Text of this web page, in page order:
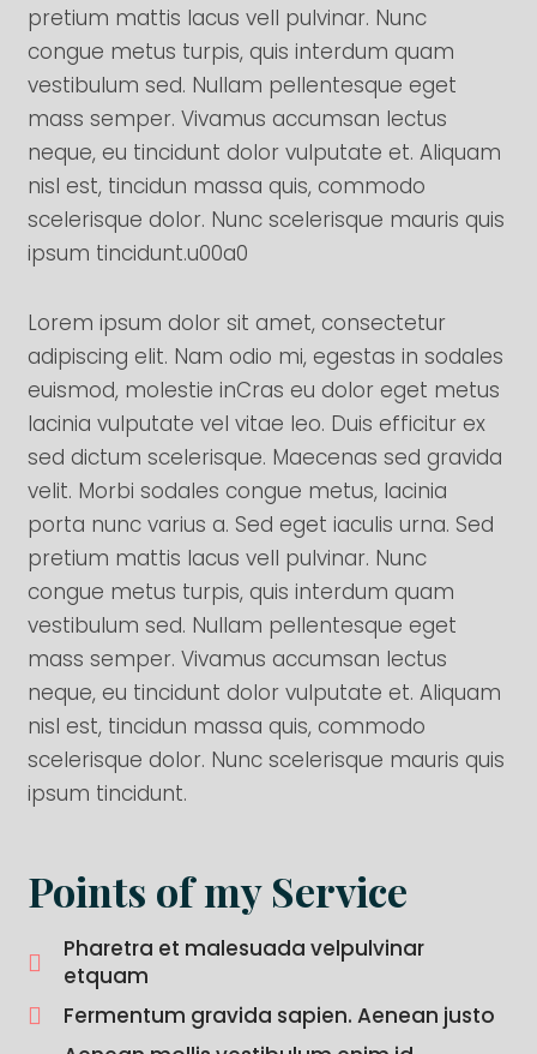
pretium mattis lacus vell pulvinar. Nunc
congue metus turpis, quis interdum quam
vestibulum sed. Nullam pellentesque eget
mass semper. Vivamus accumsan lectus
neque, eu tincidunt dolor vulputate et. Aliquam
nisl est, tincidun massa quis, commodo
scelerisque dolor. Nunc scelerisque mauris quis
ipsum tincidunt.u00a0
Lorem ipsum dolor sit amet, consectetur
adipiscing elit. Nam odio mi, egestas in sodales
euismod, molestie inCras eu dolor eget metus
lacinia vulputate vel vitae leo. Duis efficitur ex
sed dictum scelerisque. Maecenas sed gravida
velit. Morbi sodales congue metus, lacinia
porta nunc varius a. Sed eget iaculis urna. Sed
pretium mattis lacus vell pulvinar. Nunc
congue metus turpis, quis interdum quam
vestibulum sed. Nullam pellentesque eget
mass semper. Vivamus accumsan lectus
neque, eu tincidunt dolor vulputate et. Aliquam
nisl est, tincidun massa quis, commodo
scelerisque dolor. Nunc scelerisque mauris quis
ipsum tincidunt.
Points of my Service
Pharetra et malesuada velpulvinar
etquam
Fermentum gravida sapien. Aenean justo